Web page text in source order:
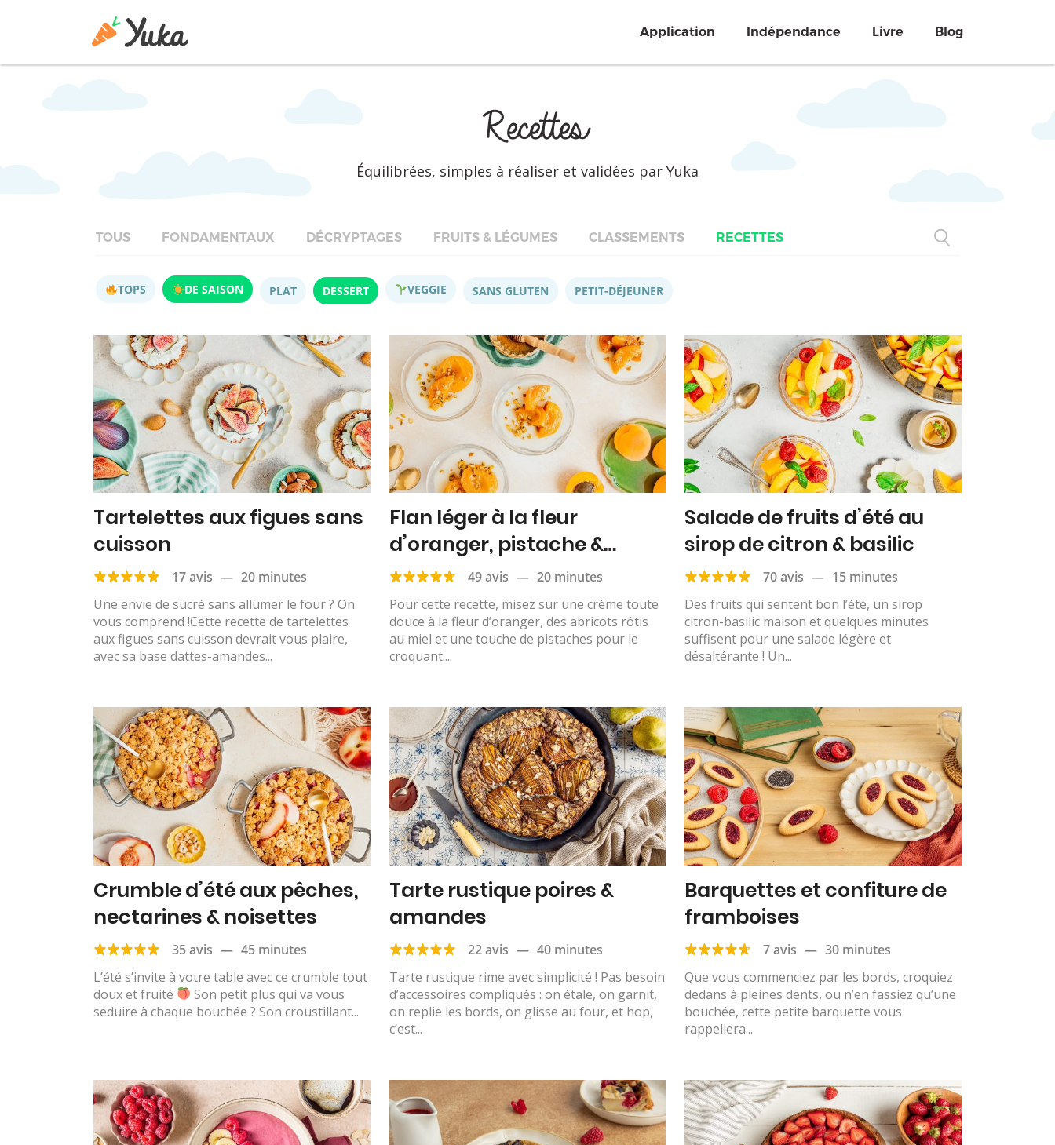
Application Indépendance Livre Blog
Recettes
Équilibrées, simples à réaliser et validées par Yuka
TOUS FONDAMENTAUX DÉCRYPTAGES FRUITS & LÉGUMES CLASSEMENTS RECETTES
TOPS DE SAISON PLAT DESSERT VEGGIE SANS GLUTEN PETIT-DÉJEUNER
Tartelettes aux figues sans
cuisson
17 avis — 20 minutes
Une envie de sucré sans allumer le four ? On
vous comprend !Cette recette de tartelettes
aux figues sans cuisson devrait vous plaire,
avec sa base dattes-amandes...
Flan léger à la fleur
d’oranger, pistache &
abricots rôtis
49 avis — 20 minutes
Pour cette recette, misez sur une crème toute
douce à la fleur d’oranger, des abricots rôtis
au miel et une touche de pistaches pour le
croquant....
Salade de fruits d’été au
sirop de citron & basilic
70 avis — 15 minutes
Des fruits qui sentent bon l’été, un sirop
citron-basilic maison et quelques minutes
suffisent pour une salade légère et
désaltérante ! Un...
Crumble d’été aux pêches,
nectarines & noisettes
35 avis — 45 minutes
L’été s’invite à votre table avec ce crumble tout
doux et fruité
Son petit plus qui va vous
séduire à chaque bouchée ? Son croustillant...
Tarte rustique poires &
amandes
22 avis — 40 minutes
Tarte rustique rime avec simplicité ! Pas besoin
d’accessoires compliqués : on étale, on garnit,
on replie les bords, on glisse au four, et hop,
c’est...
Barquettes et confiture de
framboises
7 avis — 30 minutes
Que vous commenciez par les bords, croquiez
dedans à pleines dents, ou n’en fassiez qu’une
bouchée, cette petite barquette vous
rappellera...